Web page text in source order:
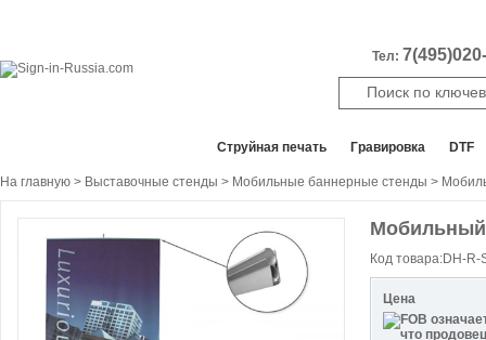
Тел:
Cтруйная печать Гравировка DTF
На главную > Выставочные стенды > Мобильные баннерные стенды >
Мобильный
Код товара:DH-R-
Цена